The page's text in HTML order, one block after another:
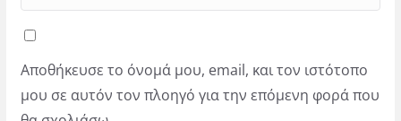
Αποθήκευσε το όνομά μου, email, και τον ιστότοπο
μου σε αυτόν τον πλοηγό για την επόμενη φορά που